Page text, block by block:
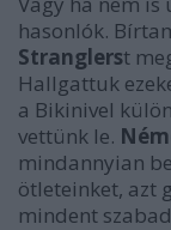
hasonlók.
Stranglerst
Hallgattuk
a Bikinivel
vettünk le.
mindannyian
ötleteinket, azt
mindent